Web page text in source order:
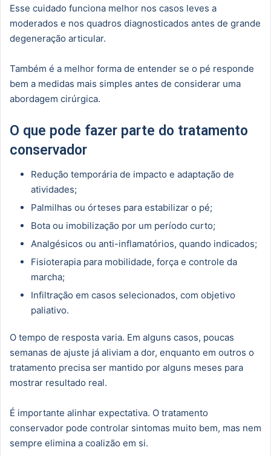
Esse cuidado funciona melhor nos casos leves a
moderados e nos quadros diagnosticados antes de grande
degeneração articular.
Também é a melhor forma de entender se o pé responde
bem a medidas mais simples antes de considerar uma
abordagem cirúrgica.
O que pode fazer parte do tratamento
conservador
Redução temporária de impacto e adaptação de
atividades;
Palmilhas ou órteses para estabilizar o pé;
Bota ou imobilização por um período curto;
Analgésicos ou anti-inflamatórios, quando indicados;
Fisioterapia para mobilidade, força e controle da
marcha;
Infiltração em casos selecionados, com objetivo
paliativo.
O tempo de resposta varia. Em alguns casos, poucas
semanas de ajuste já aliviam a dor, enquanto em outros o
tratamento precisa ser mantido por alguns meses para
mostrar resultado real.
É importante alinhar expectativa. O tratamento
conservador pode controlar sintomas muito bem, mas nem
sempre elimina a coalizão em si.